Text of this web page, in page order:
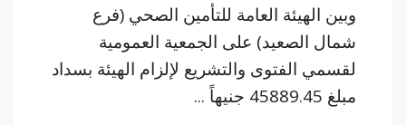
وبين الهيئة العامة للتأمين الصحي (فرع
شمال الصعيد) على الجمعية العمومية
لقسمي الفتوى والتشريع لإلزام الهيئة بسداد
مبلغ 45889.45 جنيهاً ...